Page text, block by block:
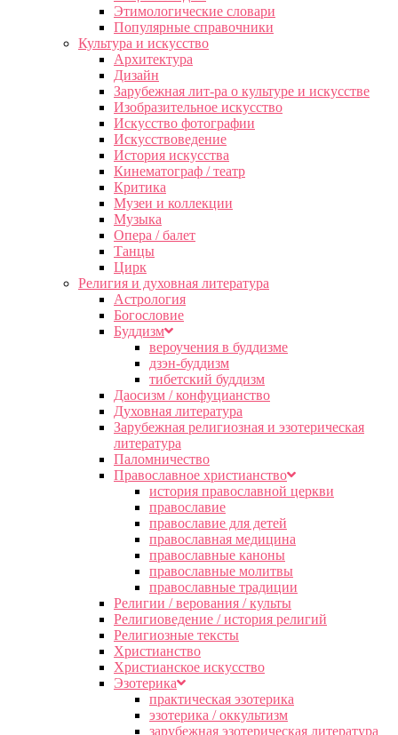
Этимологические словари
Популярные справочники
Культура и искусство
Архитектура
Дизайн
Зарубежная лит-ра о культуре и искусстве
Изобразительное искусство
Искусство фотографии
Искусствоведение
История искусства
Кинематограф / театр
Критика
Музеи и коллекции
Музыка
Опера / балет
Танцы
Цирк
Религия и духовная литература
Астрология
Богословие
Буддизм
вероучения в буддизме
дзэн-буддизм
тибетский буддизм
Даосизм / конфуцианство
Духовная литература
Зарубежная религиозная и эзотерическая
литература
Паломничество
Православное христианство
история православной церкви
православие
православие для детей
православная медицина
православные каноны
православные молитвы
православные традиции
Религии / верования / культы
Религиоведение / история религий
Религиозные тексты
Христианство
Христианское искусство
Эзотерика
практическая эзотерика
эзотерика / оккультизм
зарубежная эзотерическая литература